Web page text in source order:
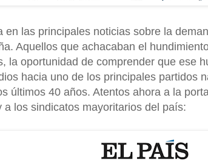
en las principales noticias sobre la
Aquellos que achacaban el
la oportunidad de comprender que ese
hacia uno de los principales partidos
últimos 40 años. Atentos ahora a la
a los sindicatos mayoritarios del país: